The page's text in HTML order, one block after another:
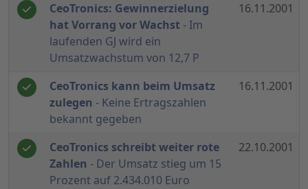
CeoTronics: Gewinnerzielung
hat Vorrang vor Wachst - Im
laufenden GJ wird ein
Umsatzwachstum von 12,7 P
16.11.2001
CeoTronics kann beim Umsatz
zulegen - Keine Ertragszahlen
bekannt gegeben
16.11.2001
CeoTronics schreibt weiter rote
Zahlen - Der Umsatz stieg um 15
Prozent auf 2.434.010 Euro
22.10.2001